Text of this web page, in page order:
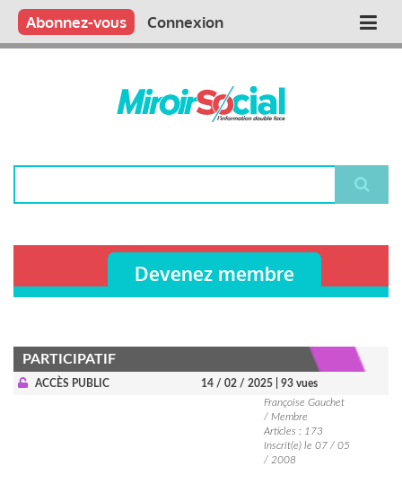
Aller
contenu
Main
Qui sommes nous ?
Vous publiez
Nous publions
Contactez-nous
Abonnez-vous Connexion
Devenez membre
PARTICIPATIF
ACCÈS PUBLIC 14 / 02 / 2025
| 93 vues
Françoise Gauchet
/ Membre
Articles : 173
Inscrit(e) le 07 / 05
/ 2008